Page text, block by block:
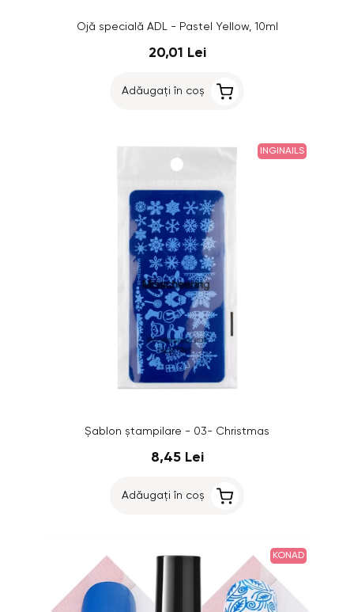
Ojă specială ADL - Pastel Yellow, 10ml
20,01 Lei
Adăugați în coș
INGINAILS
Șablon ștampilare - 03- Christmas
8,45 Lei
Adăugați în coș
KONAD